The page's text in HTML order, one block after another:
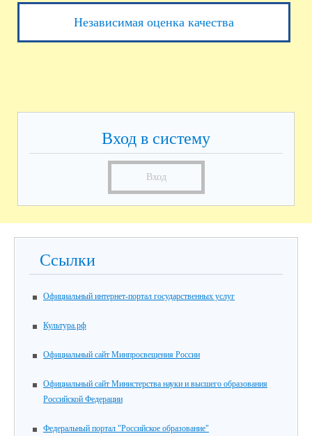
Независимая оценка качества
Вход в систему
Вход
Ссылки
Официальный интернет-портал государственных услуг
Культура.рф
Официальный сайт Минпросвещения России
Официальный сайт Министерства науки и высшего образования
Российской Федерации
Федеральный портал "Российское образование"